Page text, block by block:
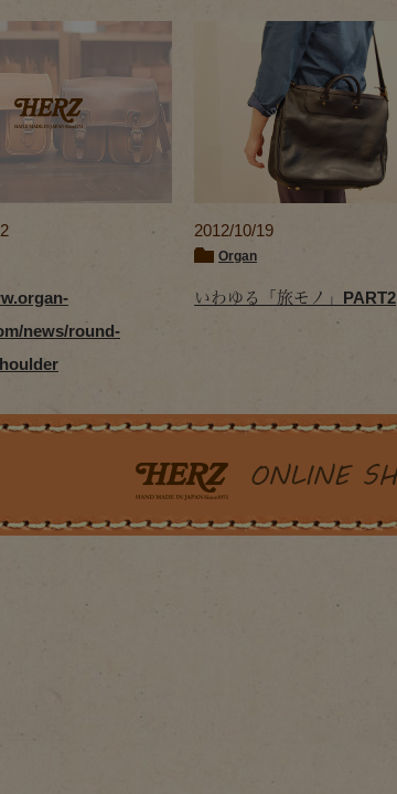
news/round-
2012/10/19
Organ
いわゆる「旅モノ」PART2